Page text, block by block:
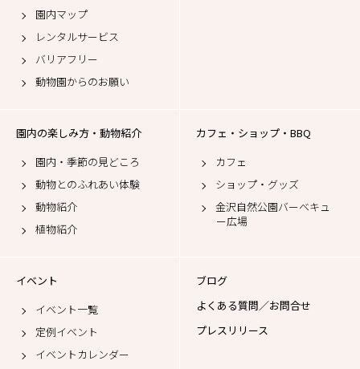
園内マップ
レンタルサービス
バリアフリー
動物園からのお願い
園内の楽しみ方・動物紹介
園内・季節の見どころ
動物とのふれあい体験
動物紹介
植物紹介
カフェ・ショップ・BBQ
カフェ
ショップ・グッズ
金沢自然公園バーベキュ
ー広場
イベント
イベント一覧
定例イベント
イベントカレンダー
ブログ
よくある質問／お問合せ
プレスリリース